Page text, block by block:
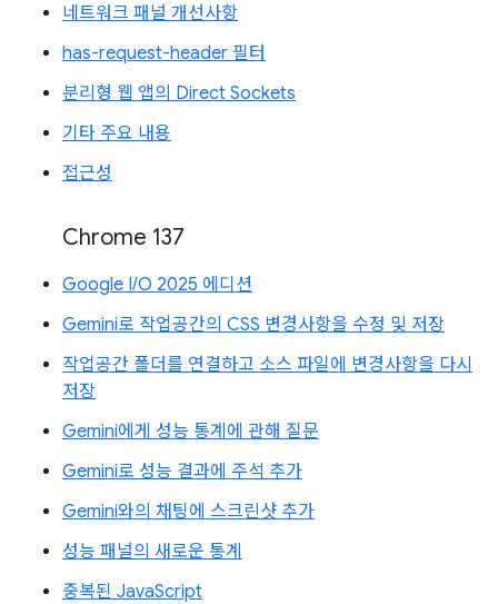
네트워크 패널 개선사항
has-request-header 필터
분리형 웹 앱의 Direct Sockets
기타 주요 내용
접근성
Chrome 137
Google I/O 2025 에디션
Gemini로 작업공간의 CSS 변경사항을 수정 및 저장
작업공간 폴더를 연결하고 소스 파일에 변경사항을 다시
저장
Gemini에게 성능 통계에 관해 질문
Gemini로 성능 결과에 주석 추가
Gemini와의 채팅에 스크린샷 추가
성능 패널의 새로운 통계
중복된 JavaScript